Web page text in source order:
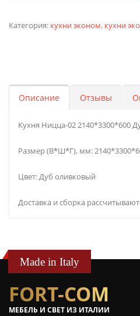
Категория: кухни эконом, кухни
Описание Отзывы
Кухня Ницца-02 2140*3300*600
Размер (В*Ш*Г), мм:
Цвет: Дуб оливковый
Доставка и сборка
Made in Italy
FORT-COM
МЕБЕЛЬ И СВЕТ ИЗ ИТАЛИИ